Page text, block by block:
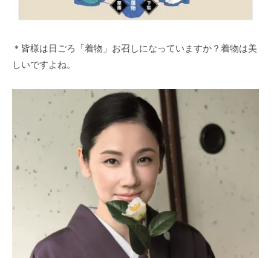
＊皆様は日ごろ「着物」お召しになっていますか？着物は美
しいですよね。